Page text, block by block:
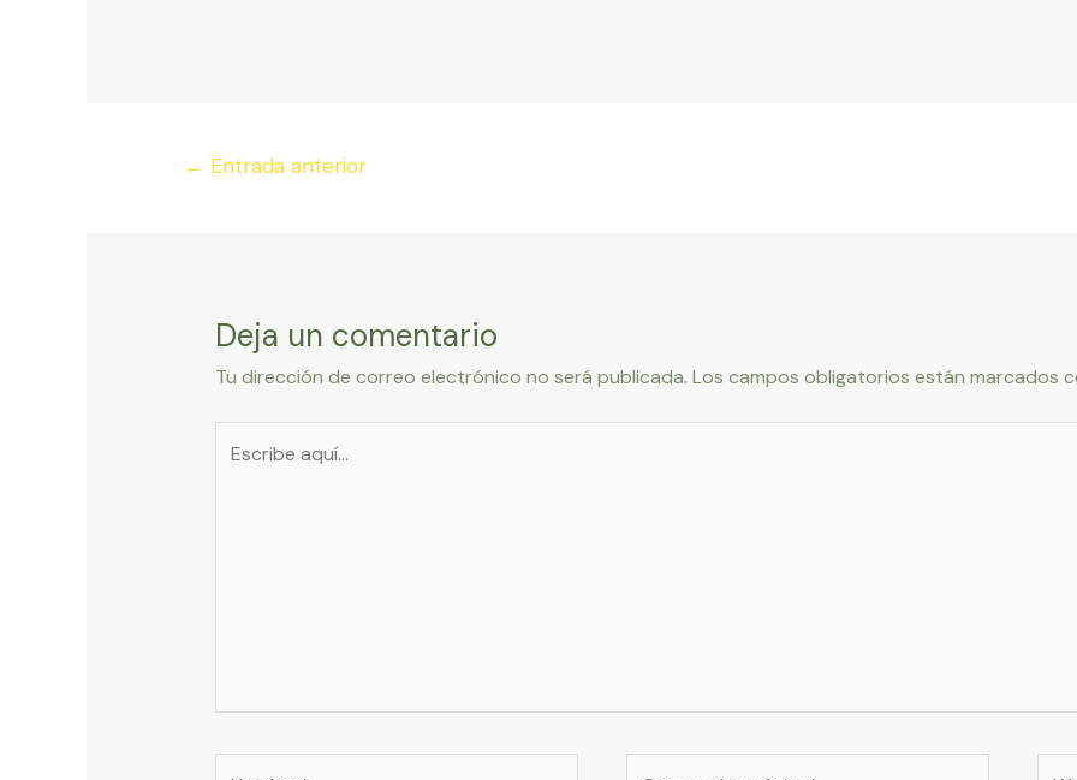
Navegación
← Entrada anterior
Deja un comentario
Tu dirección de correo electrónico no será publicada. Los campos obligatorios están marcados
aquí...